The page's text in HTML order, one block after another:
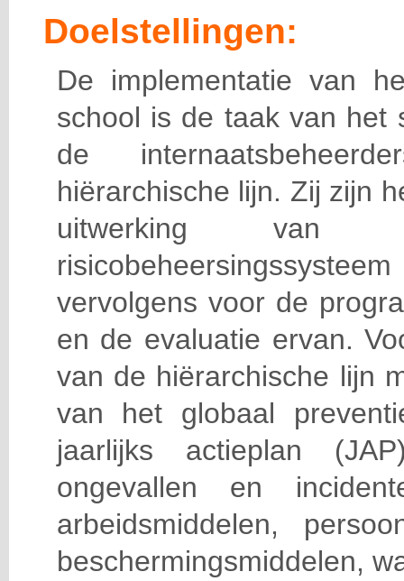
Doelstellingen:
De implementatie van
school is de taak van het
de
hiërarchische lijn. Zij zijn
uitwerking van
vervolgens voor de
en de evaluatie ervan.
van de hiërarchische lijn
van het globaal
jaarlijks actieplan
ongevallen en
arbeidsmiddelen,
beschermingsmiddelen,